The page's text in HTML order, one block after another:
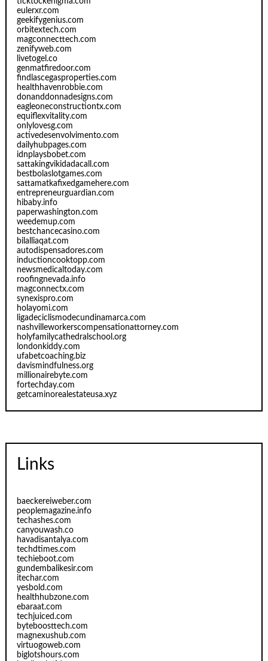
eulerxr.com
geekifygenius.com
orbitextech.com
magconnecttech.com
zenifyweb.com
livetogel.co
genmatfiredoor.com
findlascegasproperties.com
healthhavenrobbie.com
donanddonnadesigns.com
eagleoneconstructiontx.com
equiflexvitality.com
onlylovesg.com
activedesenvolvimento.com
dailyhubpages.com
idnplaysbobet.com
sattakingvikidadacall.com
bestbolaslotgames.com
sattamatkafixedgamehere.com
entrepreneurguardian.com
hibaby.info
paperwashington.com
weedemup.com
bestchancecasino.com
bilalliaqat.com
autodispensadores.com
inductioncooktopp.com
newsmedicaltoday.com
roofingnevada.info
magconnectx.com
synexispro.com
holayomi.com
ligadeciclismodecundinamarca.com
nashvilleworkerscompensationattorney.com
holyfamilycathedralschool.org
londonkiddy.com
ufabetcoaching.biz
davismindfulness.org
millionairebyte.com
fortechday.com
getcaminorealestateusa.xyz
Links
baeckereiweber.com
peoplemagazine.info
techashes.com
canyouwash.co
havadisantalya.com
techdtimes.com
techieboot.com
gundembalikesir.com
itechar.com
yesbold.com
healthhubzone.com
ebaraat.com
techjuiced.com
byteboosttech.com
magnexushub.com
virtuogoweb.com
biglotshours.com